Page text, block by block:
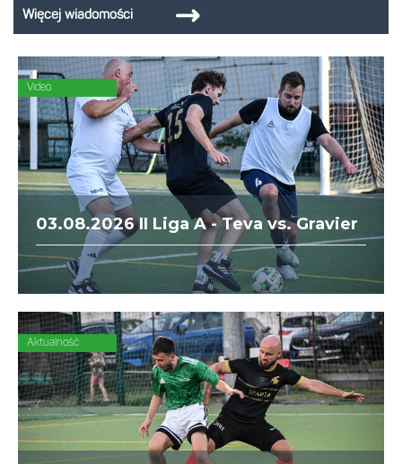
Więcej wiadomości
Video
03.08.2026 II Liga A - Teva vs. Gravier
Aktualność